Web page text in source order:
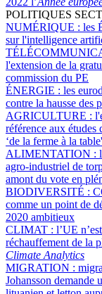
POLITIQUES
NUMÉRIQUE : les
sur l'intelligence
l'extension de la
commission du PE
ÉNERGIE : les
contre la hausse des
AGRICULTURE :
référence aux études
‘de la ferme à la table'
ALIMENTATION :
agro-industriel de
amont du vote en
BIODIVERSITÉ :
comme un point de
2020 ambitieux
CLIMAT : l’UE
réchauffement de la
Climate Analytics
MIGRATION :
Johansson demande